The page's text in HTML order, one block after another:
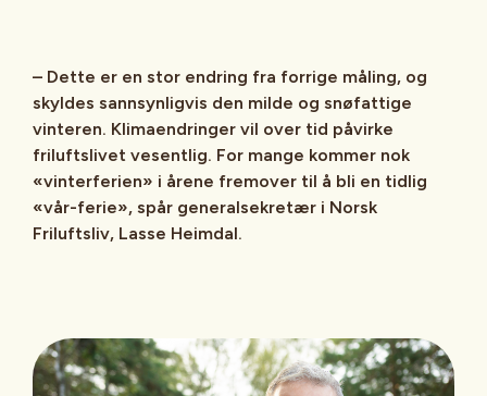
– Dette er en stor endring fra forrige måling, og
skyldes sannsynligvis den milde og snøfattige
vinteren. Klimaendringer vil over tid påvirke
friluftslivet vesentlig. For mange kommer nok
«vinterferien» i årene fremover til å bli en tidlig
«vår-ferie», spår generalsekretær i Norsk
Friluftsliv, Lasse Heimdal.